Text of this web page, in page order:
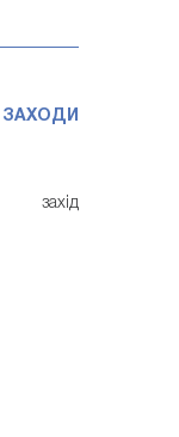
ЗАХОДИ
захід